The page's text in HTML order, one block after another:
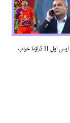
نسیم شاہ کےلیے پی ایس ایل 11 ڈراؤنا خواب